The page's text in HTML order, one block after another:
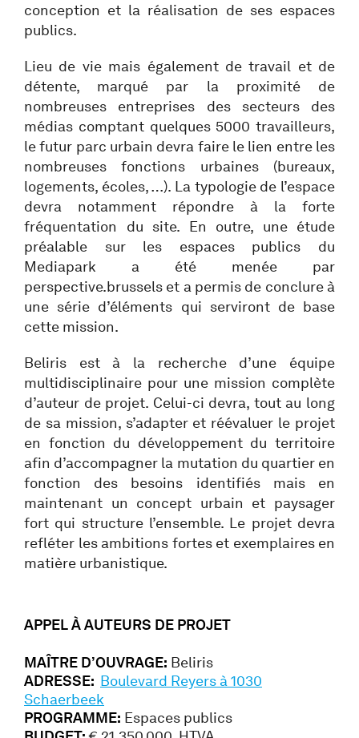
conception et la réalisation de ses espaces
publics.
Lieu de vie mais également de travail et de
détente, marqué par la proximité de
nombreuses entreprises des secteurs des
médias comptant quelques 5000 travailleurs,
le futur parc urbain devra faire le lien entre les
nombreuses fonctions urbaines (bureaux,
logements, écoles, …). La typologie de l’espace
devra notamment répondre à la forte
fréquentation du site. En outre, une étude
préalable sur les espaces publics du
Mediapark a été menée par
perspective.brussels et a permis de conclure à
une série d’éléments qui serviront de base
cette mission.
Beliris est à la recherche d’une équipe
multidisciplinaire pour une mission complète
d’auteur de projet. Celui-ci devra, tout au long
de sa mission, s’adapter et réévaluer le projet
en fonction du développement du territoire
afin d’accompagner la mutation du quartier en
fonction des besoins identifiés mais en
maintenant un concept urbain et paysager
fort qui structure l’ensemble. Le projet devra
refléter les ambitions fortes et exemplaires en
matière urbanistique.
APPEL À AUTEURS DE PROJET
MAÎTRE D’OUVRAGE: Beliris
ADRESSE: Boulevard Reyers à 1030
Schaerbeek
PROGRAMME: Espaces publics